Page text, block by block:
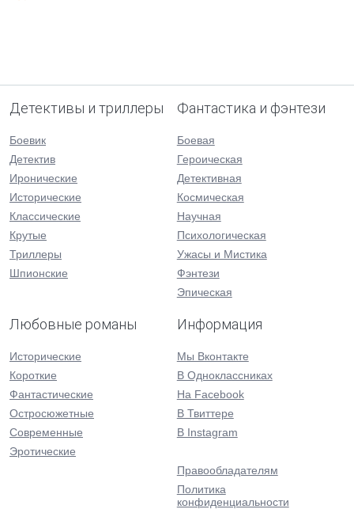
Детективы и триллеры
Боевик
Детектив
Иронические
Исторические
Классические
Крутые
Триллеры
Шпионские
Фантастика и фэнтези
Боевая
Героическая
Детективная
Космическая
Научная
Психологическая
Ужасы и Мистика
Фэнтези
Эпическая
Любовные романы
Исторические
Короткие
Фантастические
Остросюжетные
Современные
Эротические
Информация
Мы Вконтакте
В Одноклассниках
На Facebook
В Твиттере
В Instagram
Правообладателям
Политика
конфиденциальности